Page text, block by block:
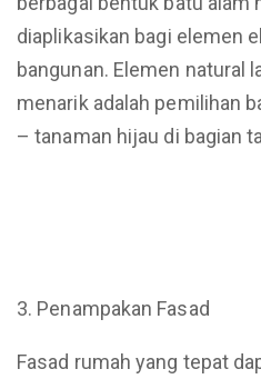
diaplikasikan bagi elemen
bangunan. Elemen natural
menarik adalah pemilihan
– tanaman hijau di bagian
Penampakan Fasad
Fasad rumah yang tepat